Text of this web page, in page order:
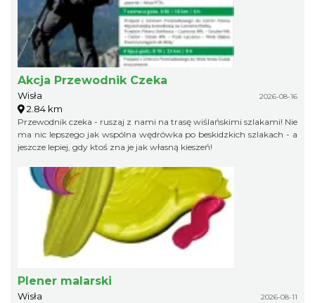
Akcja Przewodnik Czeka
Wisła 2026-08-16
2.84 km
Przewodnik czeka - ruszaj z nami na trasę wiślańskimi szlakami! Nie
ma nic lepszego jak wspólna wędrówka po beskidzkich szlakach - a
jeszcze lepiej, gdy ktoś zna je jak własną kieszeń!
Plener malarski
Wisła 2026-08-11